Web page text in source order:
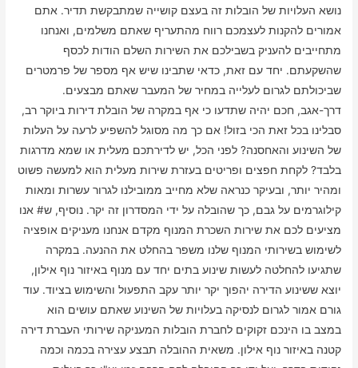
נושא העלויות של הובלות זה בעצם קושייה שמתבקשת תדיר. אתם
אמורים להקנות לעצמכם רווח מהתעריף שאתם משלמים, ואנחנו
מתחייבים להעניק בשבילכם את השירות השלם הודות לכסף
שהשקעתם. יחד עם זאת, כדאי שתבינו שיש אף מספר של פרמטרים
שביכולתם לגרום לעלייה במחיר של המעבר שאתם מבצעים.
דרך-אגב, חכם יהיה שתדעו כי אף במקרה של הובלת דירות ביוקר רב,
סבלינו בכל זאת הכי בזול! אם כך מה מסוגל להשפיע לרעה על העלות
של השינוע והאחסנה? לפני הכל, יש לדירתכם מעלית או שמא מדרגות
בלבד? לקחת חפצים ופריטים בעזרת שירות מעלית הוא למעשה פשוט
ומהיר יותר, ובעיקר כנראה שלא מחייב ממובילנו לגרור עשרות ומאות
קילוגרמים על גבם, כך שהובלה על ידי המסדרון זה יקר. נוסיף, ש# אנו
מציעים לכם את שירות השכרת המנוף מקדם אנחנו מעניקים אופציה
לשימוש בשירותי המנוף שלנו משפר בהחלט את ההנעה. במקרה
שתגיעו להחלטה לעשות שינוע בתים יחד עם מנוף באיזור נוף אילון,
יוצא ששינוע הדירה יהפוך יקר יותר עקב התפעול והשימוש בציוד. עוד
גורם אמור לגרום לנסיקה בעלויות של השינוע שאתם עושים הוא
במצב בו הינכם זקוקים לחברת הובלות המעניקה שירותי העברת דירה
קטנה באיזור נוף אילון. משאית ההובלה תבצע עצירה בכמה וכמה